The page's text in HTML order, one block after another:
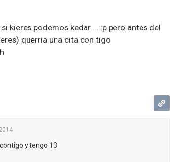
kieres podemos kedar.... :p pero antes del
querria una cita con tigo
y tengo 13